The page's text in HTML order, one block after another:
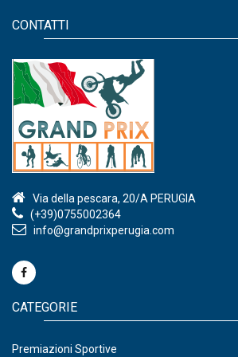
CONTATTI
Via della pescara, 20/A PERUGIA
(+39)0755002364
info@grandprixperugia.com
CATEGORIE
Premiazioni Sportive